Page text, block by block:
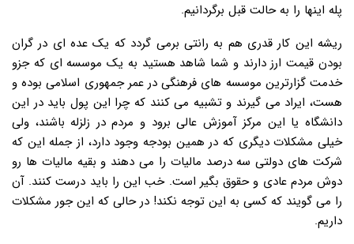
پله اینها را به حالت قبل برگردانیم.
ریشه این کار قدری هم به رانتی برمی گردد که یک عده ای در گران
بودن قیمت ارز دارند و شما شاهد هستید به یک موسسه ای که جزو
خدمت گزارترین موسسه های فرهنگی در عمر جمهوری اسلامی بوده و
هست، ایراد می گیرند و تشبیه می کنند که چرا این پول باید در این
دانشگاه یا این مرکز آموزش عالی برود و مردم در زلزله باشند، ولی
خیلی مشکلات دیگری که در همین بودجه وجود دارد، از جمله این که
شرکت های دولتی سه درصد مالیات را می دهند و بقیه مالیات ها رو
دوش مردم عادی و حقوق بگیر است. خب این را باید درست کنند. آن
را می گویند که کسی به این توجه نکند! در حالی که این جور مشکلات
داریم.